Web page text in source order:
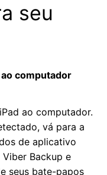
seu
computador
ao computador.
vá para a
de aplicativo
Viber Backup e
seus bate-papos